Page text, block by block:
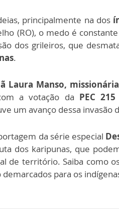
principalmente na dos
(RO), o medo é
dos grileiros, que
.
Laura Manso,
a votação da PEC 215
um avanço dessa invasão
da série especial
dos karipunas, que
de território. Saiba como
para os